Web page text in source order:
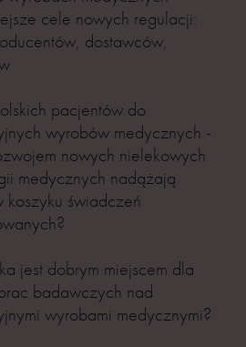
cele nowych regulacji:
dostawców,
pacjentów do
wyrobów medycznych -
nowych nielekowych
medycznych nadążają
koszyku świadczeń
jest dobrym miejscem dla
badawczych nad
wyrobami medycznymi?